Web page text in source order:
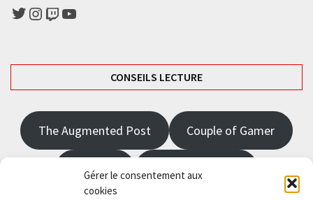
Gérer le consentement aux
cookies
Twitter
Instagram
TwitchYouTube
CONSEILS LECTURE
The Augmented Post Couple of Gamer
JRPGFR State of Gaming